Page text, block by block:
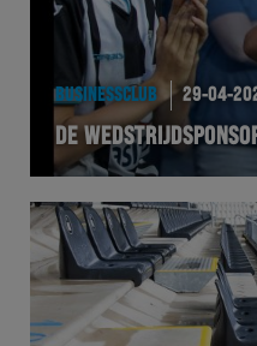
BUSINESSCLUB 29-04-
DE